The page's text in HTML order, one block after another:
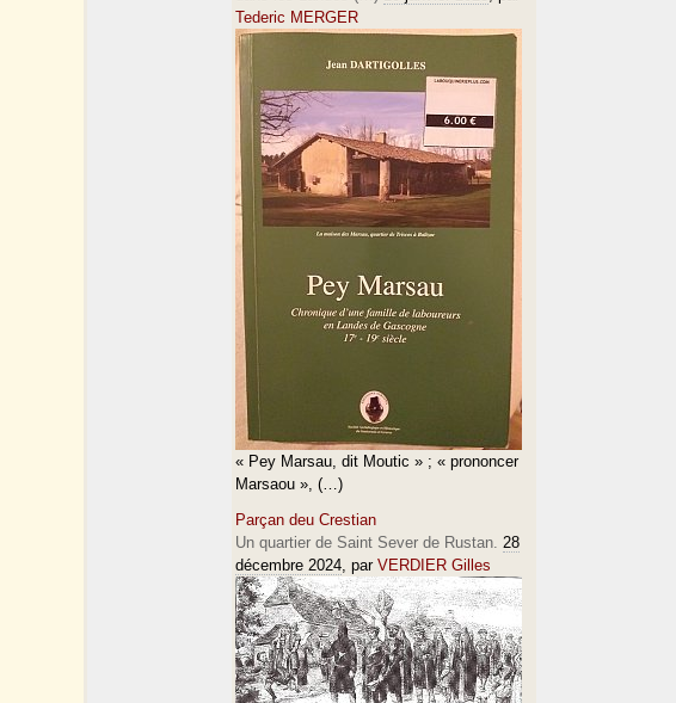
Tederic MERGER
« Pey Marsau, dit Moutic » ; « prononcer
Marsaou », (…)
Parçan deu Crestian
Un quartier de Saint Sever de Rustan. 28
décembre 2024, par VERDIER Gilles